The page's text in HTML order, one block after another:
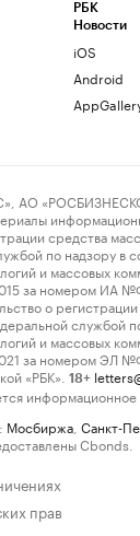
РБК
Новости
iOS
Android
АО
средства
по надзору в
и массовых
за номером ИА
о
службой
и массовых
за номером ЭЛ
«РБК».
18+
информационное
Мосбиржа Санкт-
Cbonds.
прав